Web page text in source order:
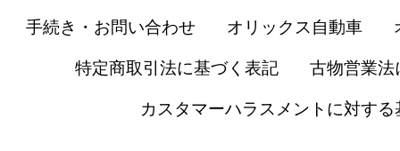
手続き・お問い合わせ オリックス自動車
特定商取引法に基づく表記 古物営業法
カスタマーハラスメントに対する